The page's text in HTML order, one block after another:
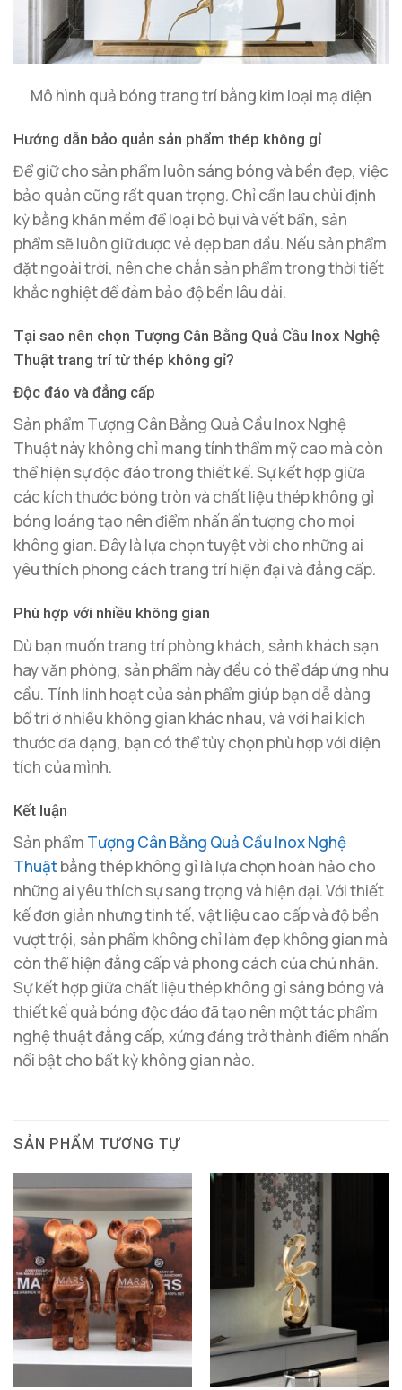
Mô hình quả bóng trang trí bằng kim loại mạ điện
Hướng dẫn bảo quản sản phẩm thép không gỉ
Để giữ cho sản phẩm luôn sáng bóng và bền đẹp, việc
bảo quản cũng rất quan trọng. Chỉ cần lau chùi định
kỳ bằng khăn mềm để loại bỏ bụi và vết bẩn, sản
phẩm sẽ luôn giữ được vẻ đẹp ban đầu. Nếu sản phẩm
đặt ngoài trời, nên che chắn sản phẩm trong thời tiết
khắc nghiệt để đảm bảo độ bền lâu dài.
Tại sao nên chọn Tượng Cân Bằng Quả Cầu Inox Nghệ
Thuật trang trí từ thép không gỉ?
Độc đáo và đẳng cấp
Sản phẩm Tượng Cân Bằng Quả Cầu Inox Nghệ
Thuật này không chỉ mang tính thẩm mỹ cao mà còn
thể hiện sự độc đáo trong thiết kế. Sự kết hợp giữa
các kích thước bóng tròn và chất liệu thép không gỉ
bóng loáng tạo nên điểm nhấn ấn tượng cho mọi
không gian. Đây là lựa chọn tuyệt vời cho những ai
yêu thích phong cách trang trí hiện đại và đẳng cấp.
Phù hợp với nhiều không gian
Dù bạn muốn trang trí phòng khách, sảnh khách sạn
hay văn phòng, sản phẩm này đều có thể đáp ứng nhu
cầu. Tính linh hoạt của sản phẩm giúp bạn dễ dàng
bố trí ở nhiều không gian khác nhau, và với hai kích
thước đa dạng, bạn có thể tùy chọn phù hợp với diện
tích của mình.
Kết luận
Sản phẩm Tượng Cân Bằng Quả Cầu Inox Nghệ
Thuậtbằng thép không gỉ là lựa chọn hoàn hảo cho
những ai yêu thích sự sang trọng và hiện đại. Với thiết
kế đơn giản nhưng tinh tế, vật liệu cao cấp và độ bền
vượt trội, sản phẩm không chỉ làm đẹp không gian mà
còn thể hiện đẳng cấp và phong cách của chủ nhân.
Sự kết hợp giữa chất liệu thép không gỉ sáng bóng và
thiết kế quả bóng độc đáo đã tạo nên một tác phẩm
nghệ thuật đẳng cấp, xứng đáng trở thành điểm nhấn
nổi bật cho bất kỳ không gian nào.
SẢN PHẨM TƯƠNG TỰ